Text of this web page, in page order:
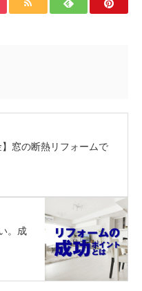
】窓の断熱リフォームで
。成